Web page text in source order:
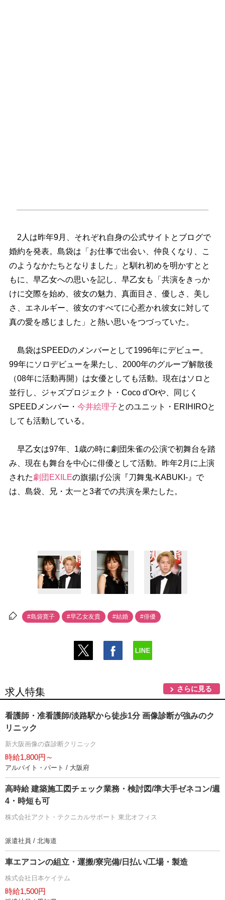
2人は昨年9月、それぞれ自身の公式サイトとブログで
婚約を発表。島袋は「お仕事で出会い、仲良くなり、こ
のようなかたちとなりました」と馴れ初めを明かすとと
もに、早乙女への思いを記し、早乙女も「共演をきっか
けに交際を始め、彼女の魅力、真面目さ、優しさ、美し
さ、エネルギー、彼女のすべてに心惹かれ彼女に対して
真の愛を感じました」と熱い思いをつづっていた。
島袋はSPEEDのメンバーとして1996年にデビュー。
99年にソロデビューを果たし、2000年のグループ解散後
（08年に活動再開）は女優としても活動。現在はソロと
並行し、ジャズプロジェクト・Coco d’Orや、同じく
SPEEDメンバー・ 今井絵理子とのユニット・ERIHIROと
しても活動している。
早乙女は97年、1歳の時に劇団朱雀の公演で初舞台を踏
み、現在も舞台を中心に俳優として活動。昨年2月に上演
された劇団EXILEの旗揚げ公演『刀舞鬼-KABUKI-』で
は、島袋、兄・太一と3者での共演を果たした。
#島袋寛子 #早乙女友貴 #結婚 #俳優
求人特集 さらに見る
看護師・准看護師/淡路駅から徒歩1分 画像診断が強みのク
リニック
新大阪画像の森診断クリニック
時給1,800円～
アルバイト・パート / 大阪府
高時給 建築施工図チェック業務・検討図/準大手ゼネコン/週
4・時短も可
株式会社アクト・テクニカルサポート 東北オフィス
派遣社員 / 北海道
車エアコンの組立・運搬/寮完備/日払い/工場・製造
株式会社日本ケイテム
時給1,500円